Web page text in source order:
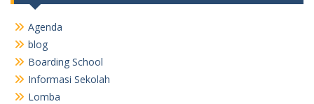
Agenda
blog
Boarding School
Informasi Sekolah
Lomba